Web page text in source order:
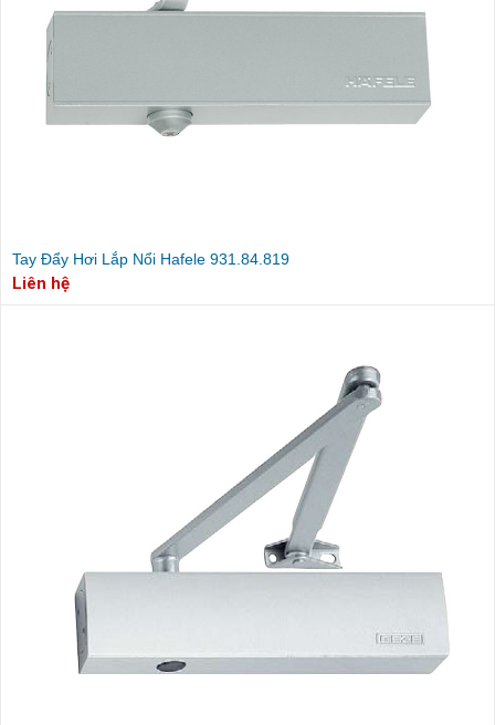
Tay Đẩy Hơi Lắp Nổi Hafele 931.84.819
Liên hệ